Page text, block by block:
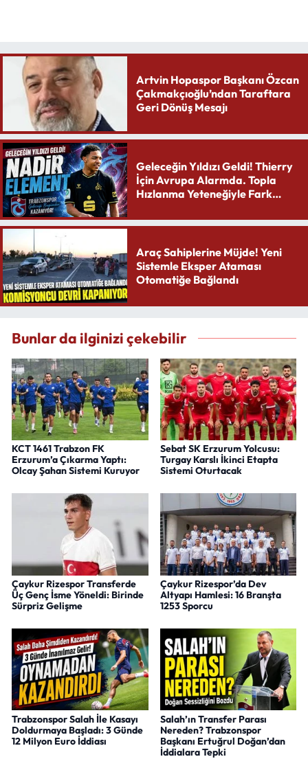
Artvin Hopaspor Başkanı Özcan
Çakmakçıoğlu’ndan Taraftara
Geri Dönüş Mesajı
Geleceğin Yıldızı Geldi! Thierry
İçin Avrupa Alarmda. Topla
Hızlanma Yeteneğiyle Fark
Araç Sahiplerine Müjde! Yeni
Sistemle Eksper Ataması
Otomatiğe Bağlandı
Bunlar da ilginizi çekebilir
KCT 1461 Trabzon FK
Erzurum’a Çıkarma Yaptı:
Olcay Şahan Sistemi Kuruyor
Sebat SK Erzurum Yolcusu:
Turgay Karslı İkinci Etapta
Sistemi Oturtacak
Çaykur Rizespor Transferde
Üç Genç İsme Yöneldi: Birinde
Sürpriz Gelişme
Çaykur Rizespor’da Dev
Altyapı Hamlesi: 16 Branşta
1253 Sporcu
Trabzonspor Salah İle Kasayı
Doldurmaya Başladı: 3 Günde
12 Milyon Euro İddiası
Salah’ın Transfer Parası
Nereden? Trabzonspor
Başkanı Ertuğrul Doğan’dan
İddialara Tepki